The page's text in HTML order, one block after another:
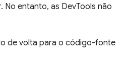
No entanto, as DevTools não
de volta para o código-fonte